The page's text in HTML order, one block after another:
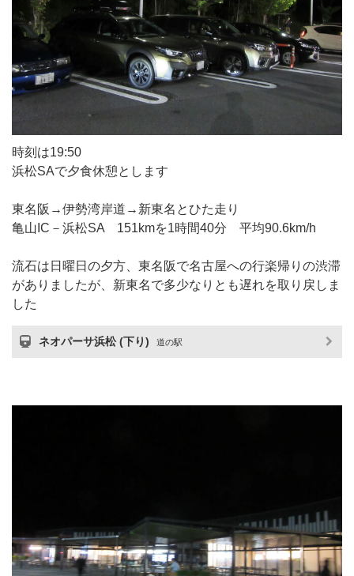
時刻は19:50
浜松SAで夕食休憩とします
東名阪→伊勢湾岸道→新東名とひた走り
亀山IC－浜松SA 151kmを1時間40分 平均90.6km/h
流石は日曜日の夕方、東名阪で名古屋への行楽帰りの渋滞
がありましたが、新東名で多少なりとも遅れを取り戻しま
した
ネオパーサ浜松 (下り) 道の駅